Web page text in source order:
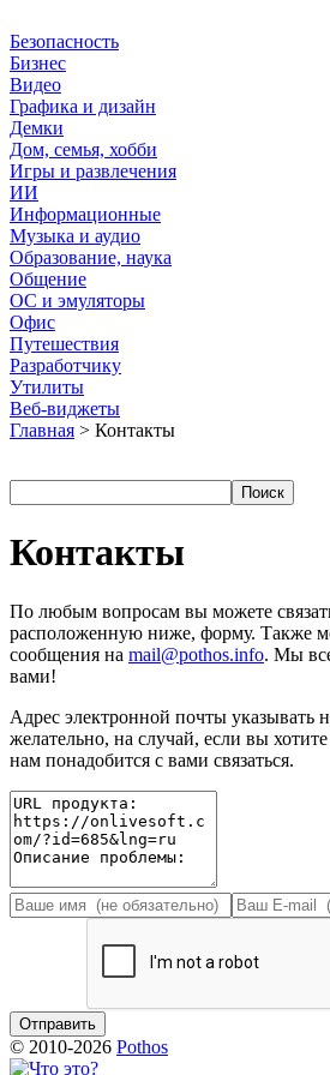
Безопасность
Бизнес
Видео
Графика и дизайн
Демки
Дом, семья, хобби
Игры и развлечения
ИИ
Информационные
Музыка и аудио
Образование, наука
Общение
ОС и эмуляторы
Офис
Путешествия
Разработчику
Утилиты
Веб-виджеты
Главная > Контакты
Контакты
По любым вопросам вы можете
расположенную ниже, форму. Также
сообщения на mail@pothos.info. Мы
вами!
Адрес электронной почты указывать
желательно, на случай, если вы
нам понадобится с вами связаться.
© 2010-2026 Pothos